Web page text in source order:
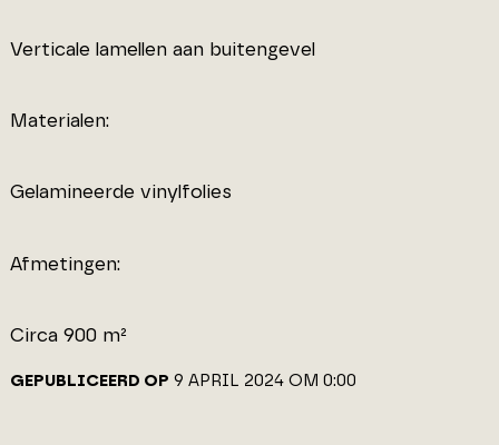
Verticale lamellen aan buitengevel
Materialen:
Gelamineerde vinylfolies
Afmetingen:
Circa 900 m²
GEPUBLICEERD OP 9 APRIL 2024 OM 0:00